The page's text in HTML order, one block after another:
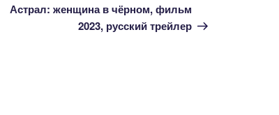
Астрал: женщина в чёрном, фильм
2023, русский трейлер